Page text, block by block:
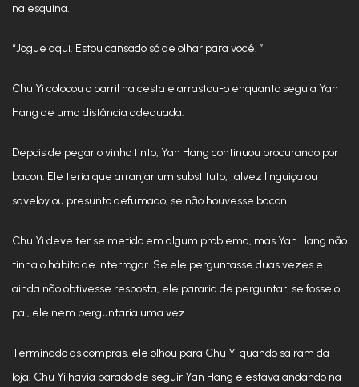
na esquina.
“Jogue aqui. Estou cansado só de olhar para você. ”
Chu Yi colocou o barril na cesta e arrastou-o enquanto seguia Yan
Hang de uma distância adequada.
Depois de pegar o vinho tinto, Yan Hang continuou procurando por
bacon. Ele teria que arranjar um substituto, talvez linguiça ou
saveloy ou presunto defumado, se não houvesse bacon.
Chu Yi deve ter se metido em algum problema, mas Yan Hang não
tinha o hábito de interrogar. Se ele perguntasse duas vezes e
ainda não obtivesse resposta, ele pararia de perguntar; se fosse o
pai, ele nem perguntaria uma vez.
Terminado as compras, ele olhou para Chu Yi quando saíram da
loja. Chu Yi havia parado de seguir Yan Hang e estava andando na